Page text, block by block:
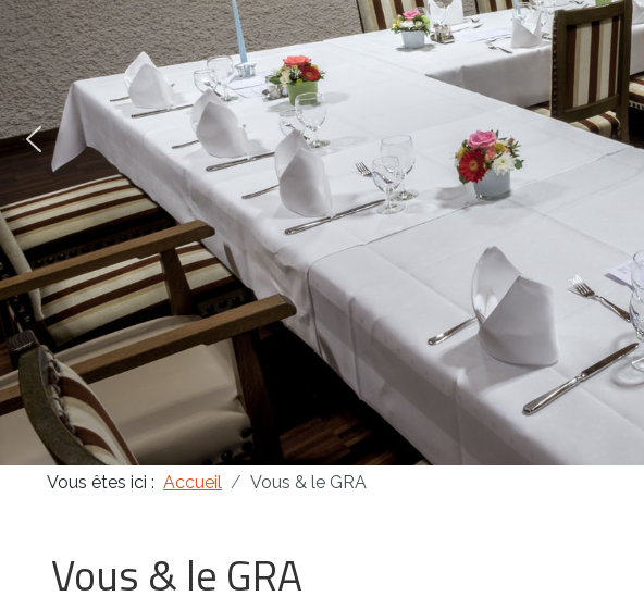
Vous êtes ici : Accueil Vous & le GRA
Vous & le GRA
Masonica 47
Masonica 46
Masonica 45